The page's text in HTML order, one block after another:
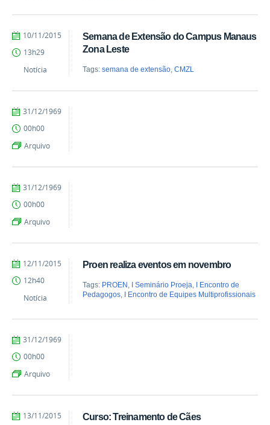
Semana de Extensão do Campus Manaus
Zona Leste
Tags:semana de extensão,CMZL
by
Published
10/11/2015
13h29
Notícia
by
Published
31/12/1969
00h00
Arquivo
by
Published
31/12/1969
00h00
Arquivo
Proen realiza eventos em novembro
Tags: PROEN I Seminário Proeja I Encontro de
Pedagogos I Encontro de Equipes Multiprofissionais
by
Published
12/11/2015
12h40
Notícia
by
Published
31/12/1969
00h00
Arquivo
Curso: Treinamento de Cães
by
Published
13/11/2015